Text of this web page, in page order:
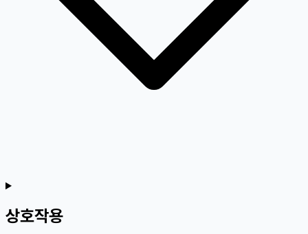
상호작용